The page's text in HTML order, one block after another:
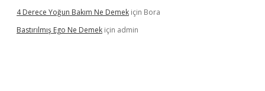
4 Derece Yoğun Bakım Ne Demek için Bora
Bastırılmış Ego Ne Demek için admin